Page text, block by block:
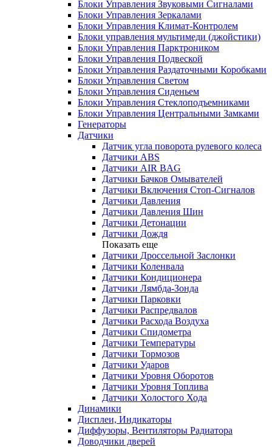
Блоки Управления Звуковыми Сигналами
Блоки Управления Зеркалами
Блоки Управления Климат-Контролем
Блоки управления мультимеди (джойстики)
Блоки Управления Парктроником
Блоки Управления Подвеской
Блоки Управления Раздаточными Коробками
Блоки Управления Светом
Блоки Управления Сиденьем
Блоки Управления Стеклоподъемниками
Блоки Управления Центральными Замками
Генераторы
Датчики
Датчик угла поворота рулевого колеса
Датчики ABS
Датчики AIR BAG
Датчики Бачков Омывателей
Датчики Включения Стоп-Сигналов
Датчики Давления
Датчики Давления Шин
Датчики Детонации
Датчики Дождя
Показать еще
Датчики Дроссельной Заслонки
Датчики Коленвала
Датчики Кондиционера
Датчики Лямбда-Зонда
Датчики Парковки
Датчики Распредвалов
Датчики Расхода Воздуха
Датчики Спидометра
Датчики Температуры
Датчики Тормозов
Датчики Ударов
Датчики Уровня Оборотов
Датчики Уровня Топлива
Датчики Холостого Хода
Динамики
Дисплеи, Индикаторы
Диффузоры, Вентиляторы Радиатора
Доводчики дверей